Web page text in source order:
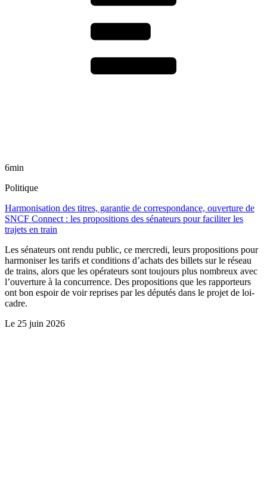
6min
Politique
Harmonisation des titres, garantie de correspondance, ouverture de
SNCF Connect : les propositions des sénateurs pour faciliter les
trajets en train
Les sénateurs ont rendu public, ce mercredi, leurs propositions pour
harmoniser les tarifs et conditions d’achats des billets sur le réseau
de trains, alors que les opérateurs sont toujours plus nombreux avec
l’ouverture à la concurrence. Des propositions que les rapporteurs
ont bon espoir de voir reprises par les députés dans le projet de loi-
cadre.
Le 25 juin 2026